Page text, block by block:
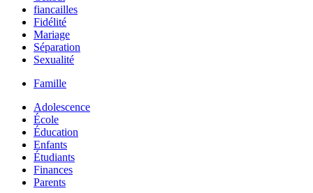
fiancailles
Fidélité
Mariage
Séparation
Sexualité
Famille
Adolescence
École
Éducation
Enfants
Étudiants
Finances
Parents